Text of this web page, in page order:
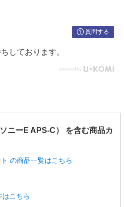
質問する
しております。
ニーE APS-C） を含む商品カ
の商品一覧はこちら
はこちら